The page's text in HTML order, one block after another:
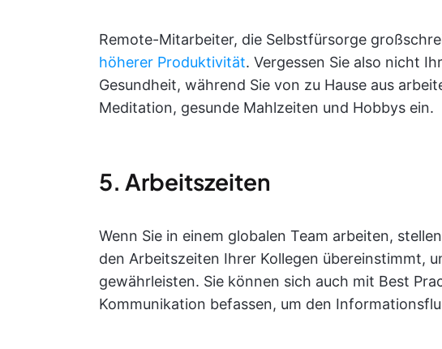
Remote-Mitarbeiter, die Selbstfürsorge
höherer Produktivität. Vergessen Sie also nicht
Gesundheit, während Sie von zu Hause aus
Meditation, gesunde Mahlzeiten und Hobbys ein.
5. Arbeitszeiten
Wenn Sie in einem globalen Team arbeiten,
den Arbeitszeiten Ihrer Kollegen übereinstimmt,
gewährleisten. Sie können sich auch mit Best
Kommunikation befassen, um den